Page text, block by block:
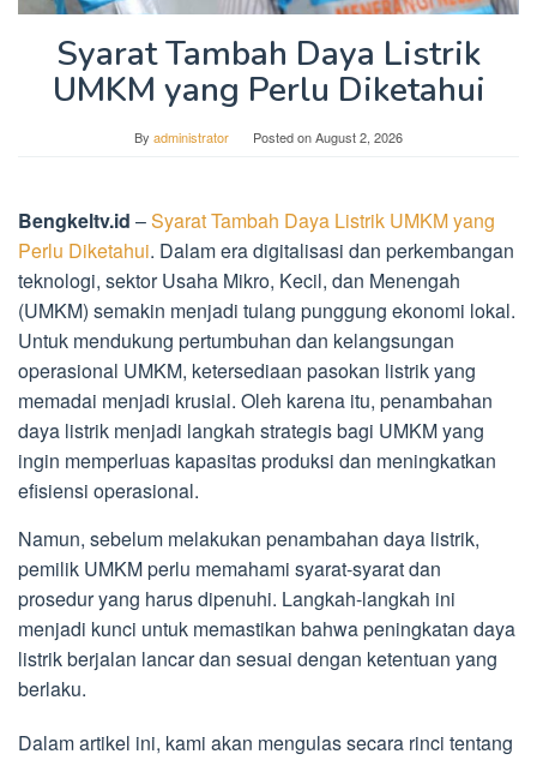
Syarat Tambah Daya Listrik
UMKM yang Perlu Diketahui
By administrator Posted onAugust 2, 2026
Bengkeltv.id –Syarat Tambah Daya Listrik UMKM yang
Perlu Diketahui. Dalam era digitalisasi dan perkembangan
teknologi, sektor Usaha Mikro, Kecil, dan Menengah
(UMKM) semakin menjadi tulang punggung ekonomi lokal.
Untuk mendukung pertumbuhan dan kelangsungan
operasional UMKM, ketersediaan pasokan listrik yang
memadai menjadi krusial. Oleh karena itu, penambahan
daya listrik menjadi langkah strategis bagi UMKM yang
ingin memperluas kapasitas produksi dan meningkatkan
efisiensi operasional.
Namun, sebelum melakukan penambahan daya listrik,
pemilik UMKM perlu memahami syarat-syarat dan
prosedur yang harus dipenuhi. Langkah-langkah ini
menjadi kunci untuk memastikan bahwa peningkatan daya
listrik berjalan lancar dan sesuai dengan ketentuan yang
berlaku.
Dalam artikel ini, kami akan mengulas secara rinci tentang